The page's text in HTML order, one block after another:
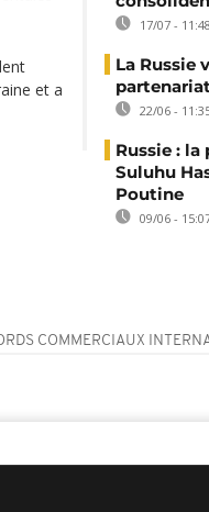
et a
17/07 - 11:48
La Russie
22/06 -
Russie :
Suluhu
Poutine
09/06 -
COMMERCIAUX